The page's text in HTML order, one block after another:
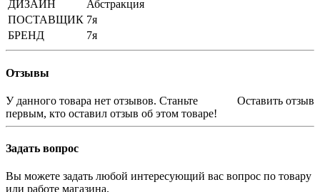
ДИЗАЙН
Абстракция
ПОСТАВЩИК 7я
БРЕНД
7я
Отзывы
Оставить отзыв
У данного товара нет отзывов. Станьте
первым, кто оставил отзыв об этом товаре!
Задать вопрос
Вы можете задать любой интересующий вас вопрос по товару
или работе магазина.